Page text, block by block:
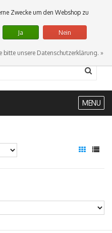
0 Artikel
MENU
Zwecke um den Webshop zu
Ja Nein
bitte unsere Datenschutzerklärung. »